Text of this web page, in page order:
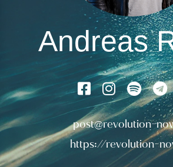
Andreas
post@revolution-
https://revolution-